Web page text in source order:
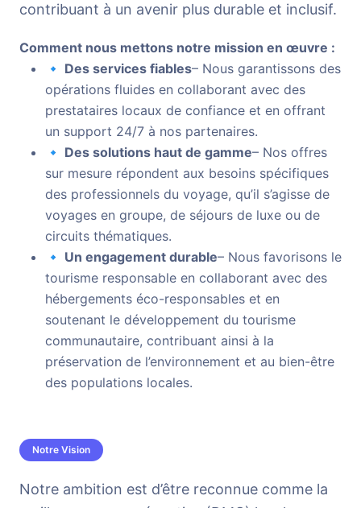
contribuant à un avenir plus durable et inclusif.
Comment nous mettons notre mission en œuvre :
🔹 Des services fiables– Nous garantissons des
opérations fluides en collaborant avec des
prestataires locaux de confiance et en offrant
un support 24/7 à nos partenaires.
🔹 Des solutions haut de gamme– Nos offres
sur mesure répondent aux besoins spécifiques
des professionnels du voyage, qu’il s’agisse de
voyages en groupe, de séjours de luxe ou de
circuits thématiques.
🔹 Un engagement durable– Nous favorisons le
tourisme responsable en collaborant avec des
hébergements éco-responsables et en
soutenant le développement du tourisme
communautaire, contribuant ainsi à la
préservation de l’environnement et au bien-être
des populations locales.
Notre Vision
Notre ambition est d’être reconnue comme la